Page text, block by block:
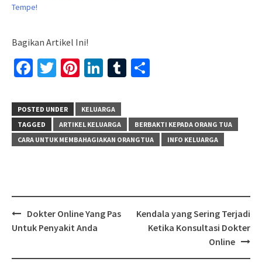
Tempe!
Bagikan Artikel Ini!
Facebook
TwitterPinterest
LinkedIn
Tumblr
POSTED UNDER
KELUARGA
TAGGED
ARTIKEL KELUARGA
BERBAKTI KEPADA ORANG TUA
CARA UNTUK MEMBAHAGIAKAN ORANGTUA
INFO KELUARGA
Post
navigation
Dokter Online Yang Pas
Untuk Penyakit Anda
Kendala yang Sering Terjadi
Ketika Konsultasi Dokter
Online